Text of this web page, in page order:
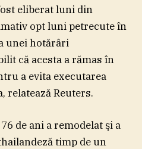
eliberat luni din
opt luni petrecute în
unei hotărâri
că acesta a rămas în
a evita executarea
relatează Reuters.
de ani a remodelat şi a
timp de un